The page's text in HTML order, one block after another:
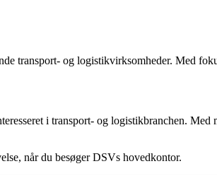
transport- og logistikvirksomheder. Med
i transport- og logistikbranchen.
når du besøger DSVs hovedkontor.